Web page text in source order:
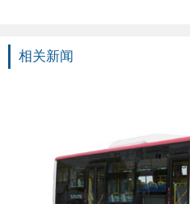
相关新闻